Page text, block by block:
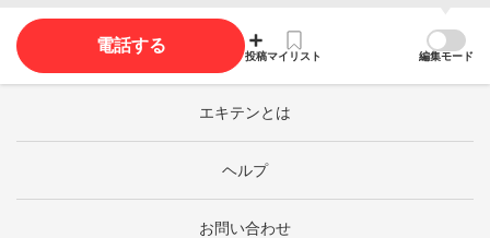
電話する
投稿マイリスト 編集モード
エキテンとは
ヘルプ
お問い合わせ